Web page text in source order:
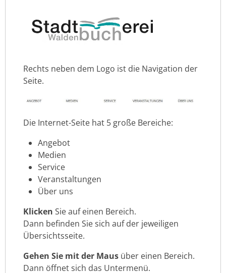
Rechts neben dem Logo ist die Navigation der
Seite.
Die Internet-Seite hat 5 große Bereiche:
Angebot
Medien
Service
Veranstaltungen
Über uns
Klicken Sie auf einen Bereich.
Dann befinden Sie sich auf der jeweiligen
Übersichtsseite.
Gehen Sie mit der Maus über einen Bereich.
Dann öffnet sich das Untermenü.